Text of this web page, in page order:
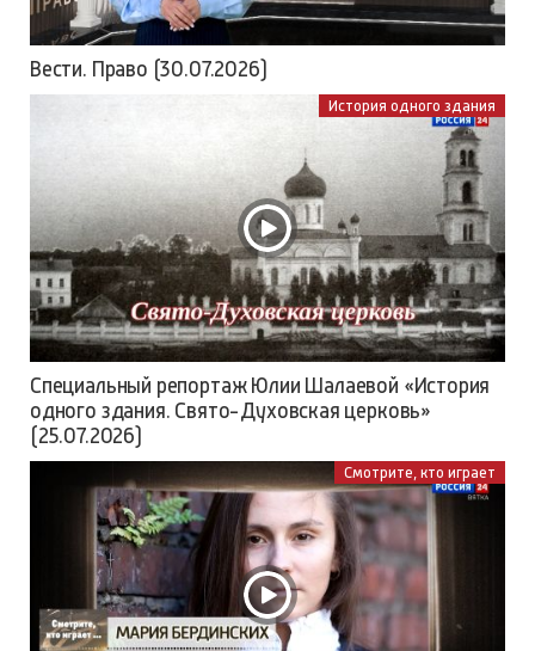
Вести. Право (30.07.2026)
История одного здания
Специальный репортаж Юлии Шалаевой «История
одного здания. Свято-Духовская церковь»
(25.07.2026)
Смотрите, кто играет